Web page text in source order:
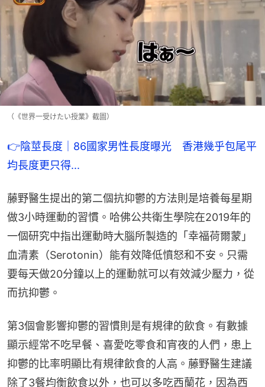
（《世界一受けたい授業》截圖）
👉陰莖長度｜86國家男性長度曝光　香港幾乎包尾平
均長度更只得...
藤野醫生提出的第二個抗抑鬱的方法則是培養每星期
做3小時運動的習慣。哈佛公共衛生學院在2019年的
一個研究中指出運動時大腦所製造的「幸福荷爾蒙」
血清素（Serotonin）能有效降低憤怒和不安。只需
要每天做20分鐘以上的運動就可以有效減少壓力，從
而抗抑鬱。
第3個會影響抑鬱的習慣則是有規律的飲食。有數據
顯示經常不吃早餐、喜愛吃零食和宵夜的人們，患上
抑鬱的比率明顯比有規律飲食的人高。藤野醫生建議
除了3餐均衡飲食以外，也可以多吃西蘭花，因為西